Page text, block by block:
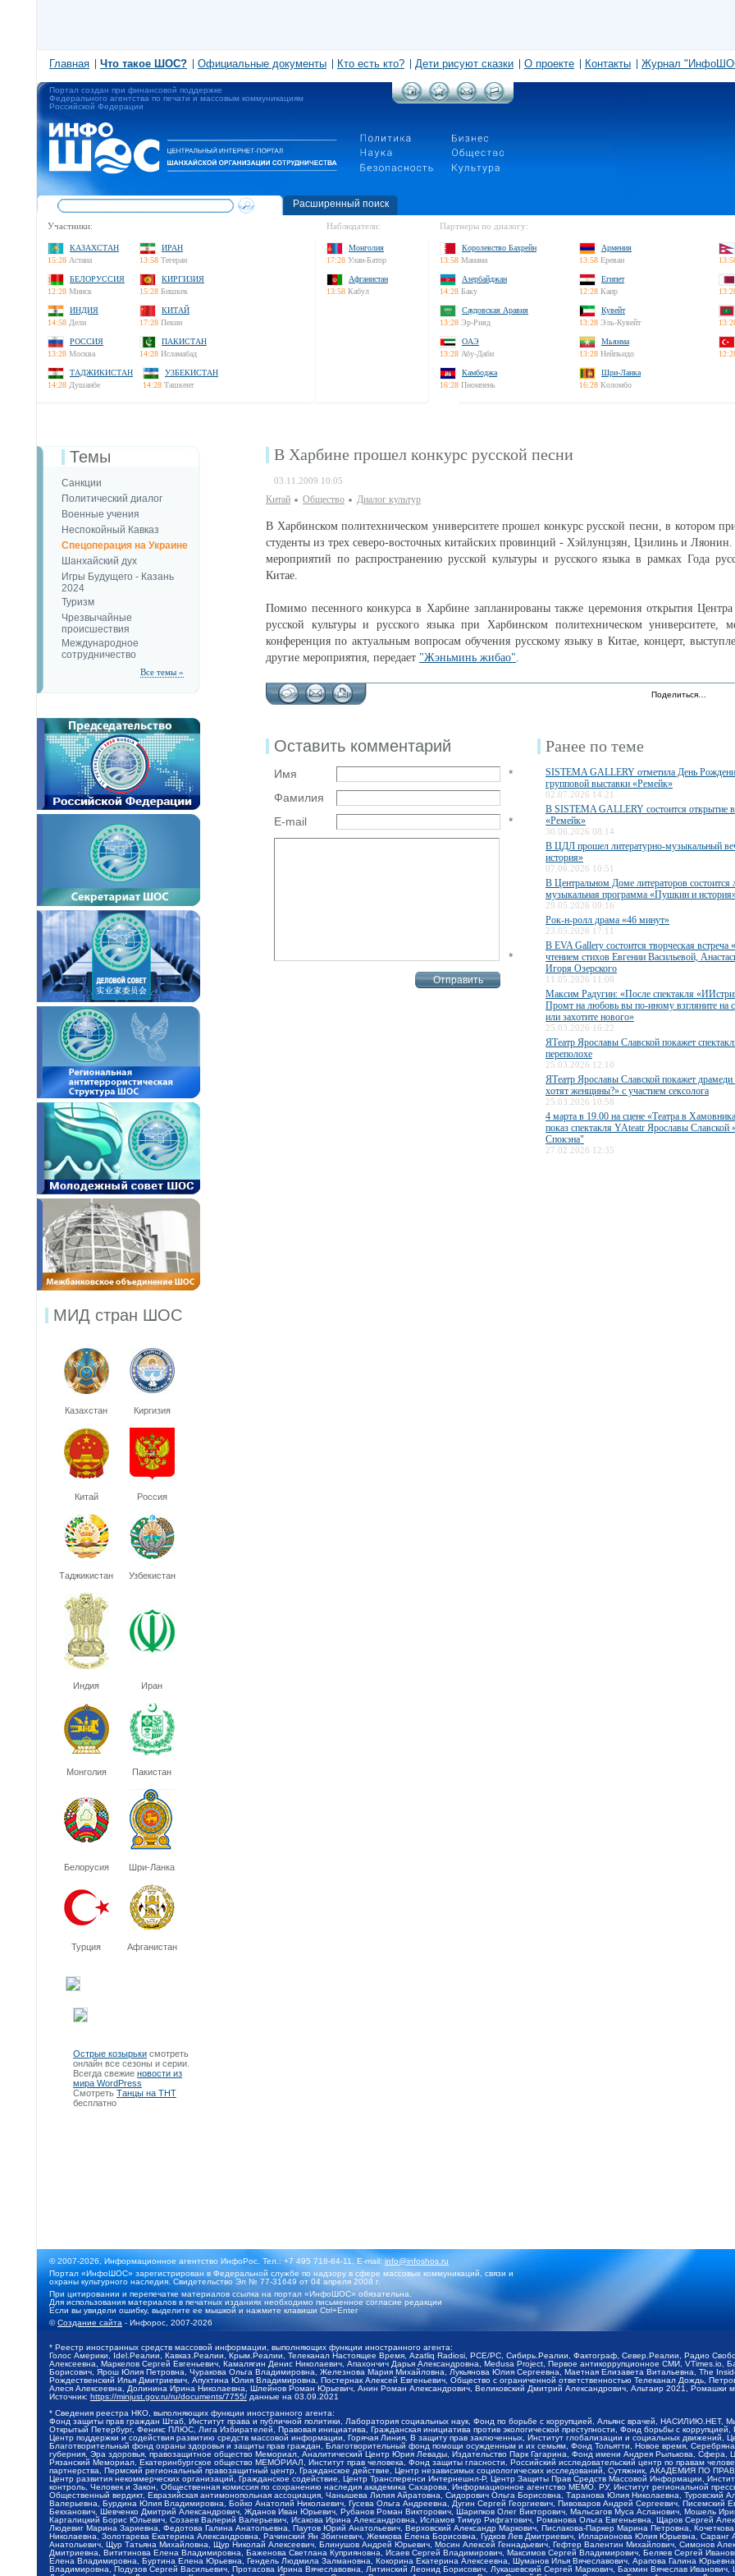
Главная Что такое ШОС? Официальные документы Кто есть кто? Дети рисуют сказки О проекте Контакты Журнал
Портал создан при финансовой поддержке
Федерального агентства по печати и массовым коммуникациям
Российской Федерации
Расширенный поиск
Участники:
КАЗАХСТАН
15:28 Астана
ИРАН
13:58 Тегеран
БЕЛОРУССИЯ
12:28 Минск
КИРГИЗИЯ
15:28 Бишкек
ИНДИЯ
14:58 Дели
КИТАЙ
17:28 Пекин
РОССИЯ
13:28 Москва
ПАКИСТАН
14:28 Исламабад
ТАДЖИКИСТАН
14:28 Душанбе
УЗБЕКИСТАН
14:28 Ташкент
Наблюдатели:
Монголия
17:28 Улан-Батор
Афганистан
13:58 Кабул
Партнеры по диалогу:
Королевство Бахрейн
13:58 Манама
Армения
13:58 Ереван
Азербайджан
14:28 Баку
Египет
12:28 Каир
Саудовская Аравия
13:28 Эр-Рияд
Кувейт
13:28 Эль-Кувейт
ОАЭ
13:28 Абу-Даби
Мьянма
13:28 Нейпьидо
Камбоджа
16:28 Пномпень
Шри-Ланка
16:28 Коломбо
Темы
Санкции
Политический диалог
Военные учения
Неспокойный Кавказ
Спецоперация на Украине
Шанхайский дух
Игры Будущего - Казань
2024
Туризм
Чрезвычайные
происшествия
Международное
сотрудничество
Все темы »
МИД стран ШОС
Казахстан Киргизия
Китай Россия
Таджикистан Узбекистан
Индия Иран
Монголия Пакистан
Белорусия Шри-Ланка
Турция Афганистан
Острые козырьки смотреть
онлайн все сезоны и серии.
Всегда свежие новости из
мира WordPress
Смотреть Танцы на ТНТ
бесплатно
В Харбине прошел конкурс русской песни
03.11.2009 10:05
Китай Общество Диалог культур
В Харбинском политехническом университете прошел конкурс русской песни, в котором
студенты из трех северо-восточных китайских провинций - Хэйлунцзян, Цзилинь и
мероприятий по распространению русской культуры и русского языка в рамках Года
Китае.
Помимо песенного конкурса в Харбине запланированы также церемония открытия
русской культуры и русского языка при Харбинском политехническом университете,
конференция по актуальным вопросам обучения русскому языку в Китае, концерт,
другие мероприятия, передает "Жэньминь жибао".
Поделиться…
Оставить комментарий
Имя
*
Фамилия
E-mail
*
*
Ранее по теме
SISTEMA GALLERY отметила День
групповой выставки «Ремейк»
02.07.2026 14:21
В SISTEMA GALLERY состоится открытие
«Ремейк»
30.06.2026 08:14
В ЦДЛ прошел литературно-музыкальный
история»
07.06.2026 10:51
В Центральном Доме литераторов состоится
музыкальная программа «Пушкин и
29.05.2026 09:16
Рок-н-ролл драма «46 минут»
23.05.2026 17:11
В EVA Gallery состоится творческая встреча
чтением стихов Евгении Васильевой,
Игоря Озерского
11.05.2026 11:08
Максим Радугин: «После спектакля
Промт на любовь вы по-иному взгляните на
или захотите нового»
25.03.2026 16:22
ЯТеатр Ярославы Славской покажет
переполохе
25.03.2026 12:10
ЯТеатр Ярославы Славской покажет
хотят женщины?» с участием сексолога
25.03.2026 10:58
4 марта в 19.00 на сцене «Театра в
показ спектакля YAteatr Ярославы Славской
Спокэна"
27.02.2026 12:35
© 2007-2026, Информационное агентство ИнфоРос. Тел.: +7 495 718-84-11, E-mail:info@infoshos.ru
Портал «ИнфоШОС» зарегистрирован в Федеральной службе по надзору в сфере массовых коммуникаций, связи и
охраны культурного наследия. Свидетельство Эл № 77-31649 от 04 апреля 2008 г.
При цитировании и перепечатке материалов ссылка на портал «ИнфоШОС» обязательна.
Для использования материалов в печатных изданиях необходимо письменное согласие редакции
Если вы увидели ошибку, выделите ее мышкой и нажмите клавиши Ctrl+Enter
©Создание сайта - Инфорос, 2007-2026
* Реестр иностранных средств массовой информации, выполняющих функции иностранного агента:
Голос Америки, Idel.Реалии, Кавказ.Реалии, Крым.Реалии, Телеканал Настоящее Время, Azatliq Radiosi, PCE/PC, Сибирь.Реалии, Фактограф, Север.Реалии, Радио
Алексеевна, Маркелов Сергей Евгеньевич, Камалягин Денис Николаевич, Апахончич Дарья Александровна, Medusa Project, Первое антикоррупционное СМИ,
Борисович, Ярош Юлия Петровна, Чуракова Ольга Владимировна, Железнова Мария Михайловна, Лукьянова Юлия Сергеевна, Маетная Елизавета Витальевна, The
Рождественский Илья Дмитриевич, Апухтина Юлия Владимировна, Постернак Алексей Евгеньевич, Общество с ограниченной ответственностью Телеканал Дождь,
Алеся Алексеевна, Долинина Ирина Николаевна, Шлейнов Роман Юрьевич, Анин Роман Александрович, Великовский Дмитрий Александрович, Альтаир 2021, Ромашки
Источник: https://minjust.gov.ru/ru/documents/7755/ данные на 03.09.2021
* Сведения реестра НКО, выполняющих функции иностранного агента:
Фонд защиты прав граждан Штаб, Институт права и публичной политики, Лаборатория социальных наук, Фонд по борьбе с коррупцией, Альянс врачей,
Открытый Петербург, Феникс ПЛЮС, Лига Избирателей, Правовая инициатива, Гражданская инициатива против экологической преступности, Фонд борьбы с
Центр поддержки и содействия развитию средств массовой информации, Горячая Линия, В защиту прав заключенных, Институт глобализации и социальных
Благотворительный фонд охраны здоровья и защиты прав граждан, Благотворительный фонд помощи осужденным и их семьям, Фонд Тольятти, Новое время,
губерния, Эра здоровья, правозащитное общество Мемориал, Аналитический Центр Юрия Левады, Издательство Парк Гагарина, Фонд имени Андрея Рылькова,
Рязанский Мемориал, Екатеринбургское общество МЕМОРИАЛ, Институт прав человека, Фонд защиты гласности, Российский исследовательский центр по правам
партнерства, Пермский региональный правозащитный центр, Гражданское действие, Центр независимых социологических исследований, Сутяжник, АКАДЕМИЯ ПО
Центр развития некоммерческих организаций, Гражданское содействие, Центр Трансперенси Интернешнл-Р, Центр Защиты Прав Средств Массовой Информации,
контроль, Человек и Закон, Общественная комиссия по сохранению наследия академика Сахарова, Информационное агентство МЕМО. РУ, Институт региональной
Общественный вердикт, Евразийская антимонопольная ассоциация, Чанышева Лилия Айратовна, Сидорович Ольга Борисовна, Таранова Юлия Николаевна, Туровский
Валерьевна, Бурдина Юлия Владимировна, Бойко Анатолий Николаевич, Гусева Ольга Андреевна, Дугин Сергей Георгиевич, Пивоваров Андрей Сергеевич, Писемский
Бекханович, Шевченко Дмитрий Александрович, Жданов Иван Юрьевич, Рубанов Роман Викторович, Шарипков Олег Викторович, Мальсагов Муса Асланович, Мошель
Каргалицкий Борис Юльевич, Созаев Валерий Валерьевич, Исакова Ирина Александровна, Исламов Тимур Рифгатович, Романова Ольга Евгеньевна, Щаров Сергей
Людевиг Марина Зариевна, Федотова Галина Анатольевна, Паутов Юрий Анатольевич, Верховский Александр Маркович, Пислакова-Паркер Марина Петровна,
Николаевна, Золотарева Екатерина Александровна, Рачинский Ян Збигневич, Жемкова Елена Борисовна, Гудков Лев Дмитриевич, Илларионова Юлия Юрьевна,
Анатольевич, Щур Татьяна Михайловна, Щур Николай Алексеевич, Блинушов Андрей Юрьевич, Мосин Алексей Геннадьевич, Гефтер Валентин Михайлович, Симонов
Дмитриевна, Вититинова Елена Владимировна, Баженова Светлана Куприяновна, Исаев Сергей Владимирович, Максимов Сергей Владимирович, Беляев Сергей
Елена Владимировна, Буртина Елена Юрьевна, Гендель Людмила Залмановна, Кокорина Екатерина Алексеевна, Шуманов Илья Вячеславович, Арапова Галина
Владимировна, Подузов Сергей Васильевич, Протасова Ирина Вячеславовна, Литинский Леонид Борисович, Лукашевский Сергей Маркович, Бахмин Вячеслав